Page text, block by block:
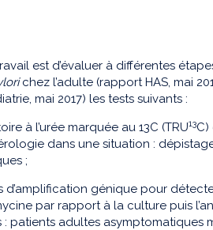
est d’évaluer à différentes
chez l’adulte (rapport HAS, mai
mai 2017) les tests suivants :
à l’urée marquée au 13C (TRU13C)
dans une situation :
;
d’amplification génique pour
par rapport à la culture puis
: patients adultes asymptomatiques